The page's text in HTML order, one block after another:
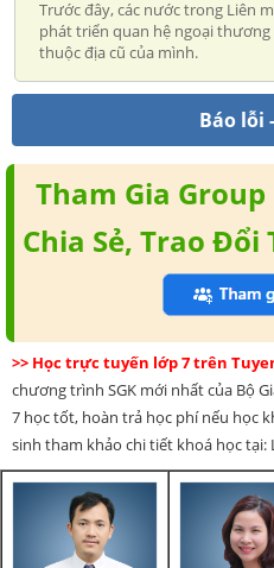
Trước đây, các nước trong Liên
phát triển quan hệ ngoại thương
thuộc địa cũ của mình.
Báo lỗi
Tham Gia
Chia Sẻ, Trao
>> Học trực tuyến lớp 7 trên
chương trình SGK mới nhất của Bộ
7 học tốt, hoàn trả học phí nếu học
sinh tham khảo chi tiết khoá học tại: